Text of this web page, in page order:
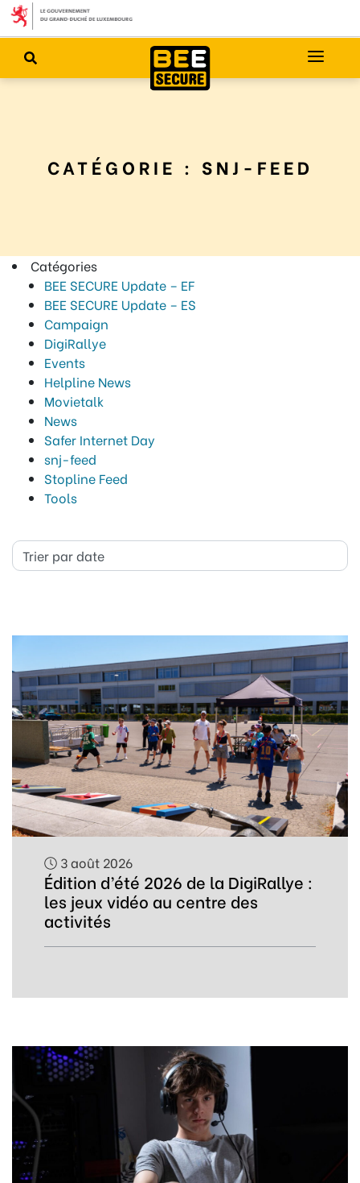
CATÉGORIE : SNJ-FEED
Catégories
BEE SECURE Update – EF
BEE SECURE Update – ES
Campaign
DigiRallye
Events
Helpline News
Movietalk
News
Safer Internet Day
snj-feed
Stopline Feed
Tools
3 août 2026
Édition d’été 2026 de la DigiRallye :
les jeux vidéo au centre des
activités